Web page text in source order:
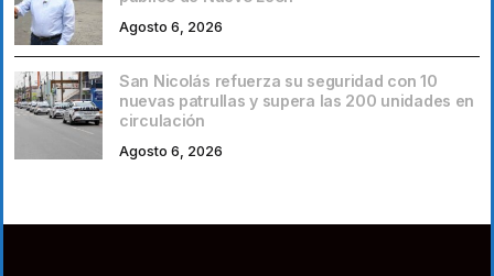
Agosto 6, 2026
San Nicolás refuerza su seguridad con 10
nuevas patrullas y supera las 200 unidades en
circulación
Agosto 6, 2026